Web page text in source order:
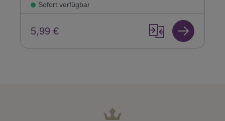
Sofort verfügbar
5,99 €